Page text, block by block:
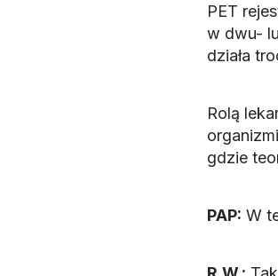
PET
w dwu-
działa
Rolą
gdzie
PAP: W